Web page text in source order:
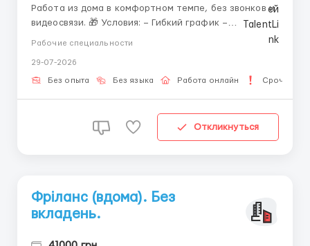
Работа из дома в комфортном темпе, без звонков и
видеосвязи. 🎁 Условия: – Гибкий график –
Стабильные выплаты – Обучение с нуля – Работа в
инструкциям – Ведение диалога 🖥 Требования: – ПК
...
Рабочие специальности
29-07-2026
Без опыта Без языка Работа онлайн Срочная
Откликнуться
Фріланс (вдома). Без
вкладень.